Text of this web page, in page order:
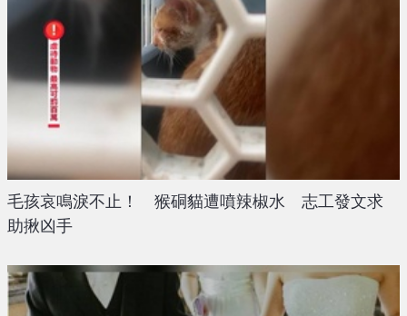
毛孩哀鳴淚不止！ 猴硐貓遭噴辣椒水 志工發文求
助揪凶手